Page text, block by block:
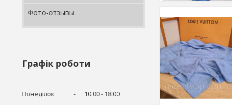
Фото-отзывы
Графік роботи
Понеділок 10:00
18:00